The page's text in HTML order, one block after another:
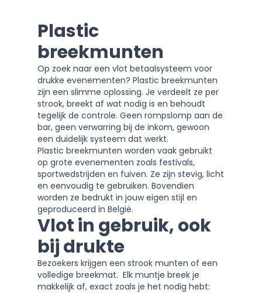
Plastic
breekmunten
Op zoek naar een vlot betaalsysteem voor
drukke evenementen? Plastic breekmunten
zijn een slimme oplossing. Je verdeelt ze per
strook, breekt af wat nodig is en behoudt
tegelijk de controle. Geen rompslomp aan de
bar, geen verwarring bij de inkom, gewoon
een duidelijk systeem dat werkt.
Plastic breekmunten worden vaak gebruikt
op grote evenementen zoals festivals,
sportwedstrijden en fuiven. Ze zijn stevig, licht
en eenvoudig te gebruiken. Bovendien
worden ze bedrukt in jouw eigen stijl en
geproduceerd in België.
Vlot in gebruik, ook
bij drukte
Bezoekers krijgen een strook munten of een
volledige breekmat. Elk muntje breek je
makkelijk af, exact zoals je het nodig hebt: